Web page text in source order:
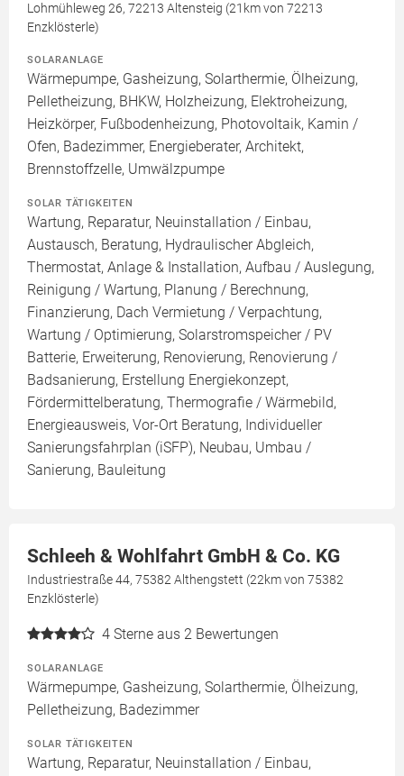
Lohmühleweg 26, 72213 Altensteig (21km von 72213
Enzklösterle)
SOLARANLAGE
Wärmepumpe, Gasheizung, Solarthermie, Ölheizung,
Pelletheizung, BHKW, Holzheizung, Elektroheizung,
Heizkörper, Fußbodenheizung, Photovoltaik, Kamin /
Ofen, Badezimmer, Energieberater, Architekt,
Brennstoffzelle, Umwälzpumpe
SOLAR TÄTIGKEITEN
Wartung, Reparatur, Neuinstallation / Einbau,
Austausch, Beratung, Hydraulischer Abgleich,
Thermostat, Anlage & Installation, Aufbau / Auslegung,
Reinigung / Wartung, Planung / Berechnung,
Finanzierung, Dach Vermietung / Verpachtung,
Wartung / Optimierung, Solarstromspeicher / PV
Batterie, Erweiterung, Renovierung, Renovierung /
Badsanierung, Erstellung Energiekonzept,
Fördermittelberatung, Thermografie / Wärmebild,
Energieausweis, Vor-Ort Beratung, Individueller
Sanierungsfahrplan (iSFP), Neubau, Umbau /
Sanierung, Bauleitung
Schleeh & Wohlfahrt GmbH & Co. KG
Industriestraße 44, 75382 Althengstett (22km von 75382
Enzklösterle)
4 Sterne aus 2 Bewertungen
SOLARANLAGE
Wärmepumpe, Gasheizung, Solarthermie, Ölheizung,
Pelletheizung, Badezimmer
SOLAR TÄTIGKEITEN
Wartung, Reparatur, Neuinstallation / Einbau,